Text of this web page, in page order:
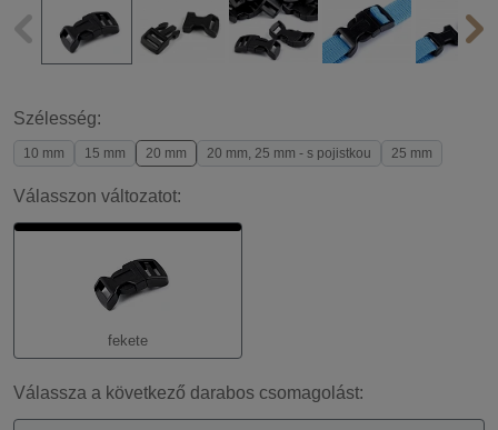
Szélesség:
10 mm 15 mm 20 mm 20 mm, 25 mm - s pojistkou 25 mm
Válasszon változatot:
fekete
Válassza a következő darabos csomagolást: